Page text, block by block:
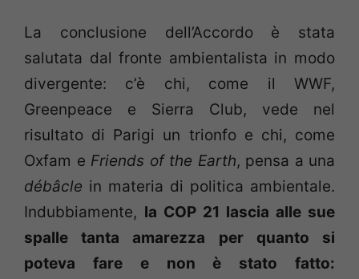
La conclusione dell’Accordo è stata
salutata dal fronte ambientalista in modo
divergente: c’è chi, come il WWF,
Greenpeace e Sierra Club, vede nel
risultato di Parigi un trionfo e chi, come
Oxfam e Friends of the Earth, pensa a una
débâcle in materia di politica ambientale.
Indubbiamente, la COP 21 lascia alle sue
spalle tanta amarezza per quanto si
poteva fare e non è stato fatto: